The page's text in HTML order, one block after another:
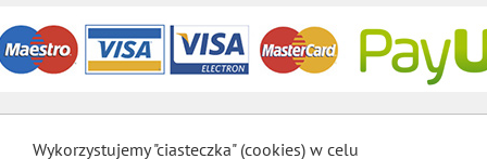
Wykorzystujemy "ciasteczka" (cookies) w celu